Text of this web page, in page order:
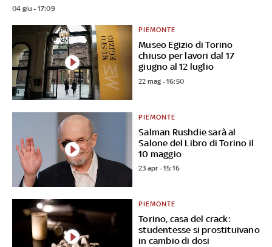
04 giu - 17:09
Museo Egizio di Torino
chiuso per lavori dal 17
giugno al 12 luglio
PIEMONTE
22 mag - 16:50
Salman Rushdie sarà al
Salone del Libro di Torino il
10 maggio
PIEMONTE
23 apr - 15:16
Torino, casa del crack:
studentesse si prostituivano
in cambio di dosi
PIEMONTE